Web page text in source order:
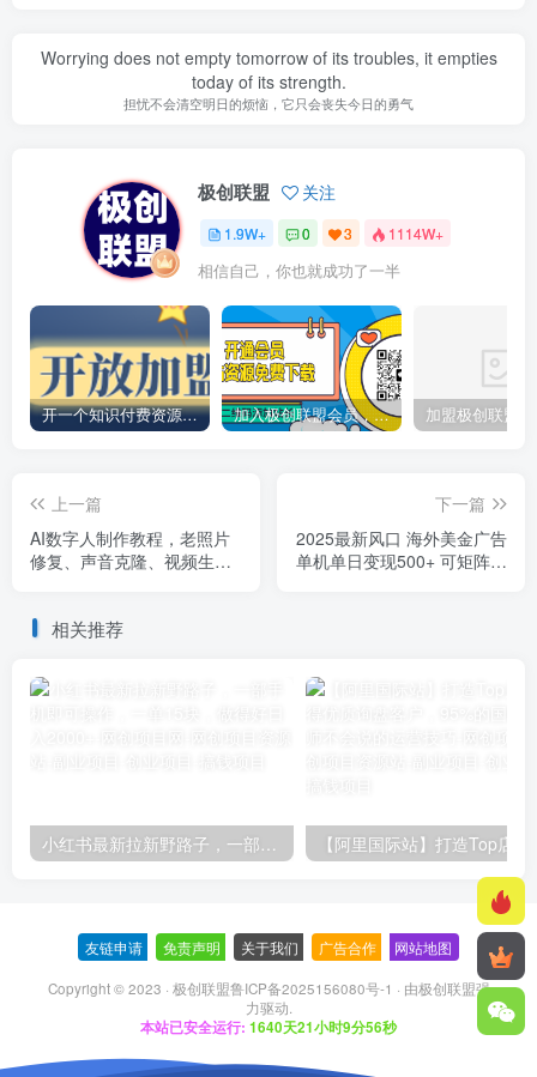
Worrying does not empty tomorrow of its troubles, it empties
today of its strength.
担忧不会清空明日的烦恼，它只会丧失今日的勇气
极创联盟 关注
1.9W+ 0 3 1114W+
相信自己，你也就成功了一半
开一个知识付费资源网站，小白也能日入1000+ 加入极创联盟会员，全站资源免费学习。
上一篇
AI数字人制作教程，老照片
修复、声音克隆、视频生
下一篇
2025最新风口 海外美金广告
单机单日变现500+ 可矩阵放
相关推荐
友链申请 免责声明 关于我们 广告合作 网站地图
Copyright © 2023 · 极创联盟鲁ICP备2025156080号-1 · 由极创联盟强
力驱动.
本站已安全运行: 1640天21小时9分56秒